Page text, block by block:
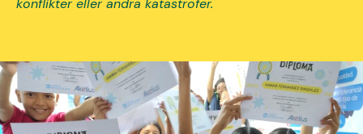
konflikter eller andra katastrofer.